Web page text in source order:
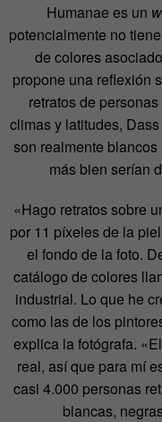
Humanae es un
potencialmente no
de colores
propone una reflexión
retratos de
climas y latitudes,
son realmente
más bien serían
«Hago retratos sobre
por 11 píxeles de la
el fondo de la foto.
catálogo de colores
industrial. Lo que he
como las de los
explica la fotógrafa.
real, así que para mí
casi 4.000 personas
blancas,